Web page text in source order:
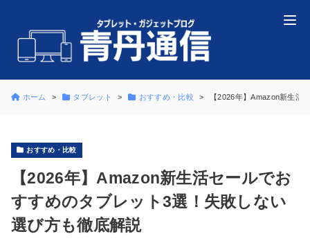
ホーム タブレット おすすめ・比較 【2026年】Amazon新生活
おすすめ・比較
【2026年】Amazon新生活セールでお
すすめのタブレット3選！失敗しない
選び方も徹底解説